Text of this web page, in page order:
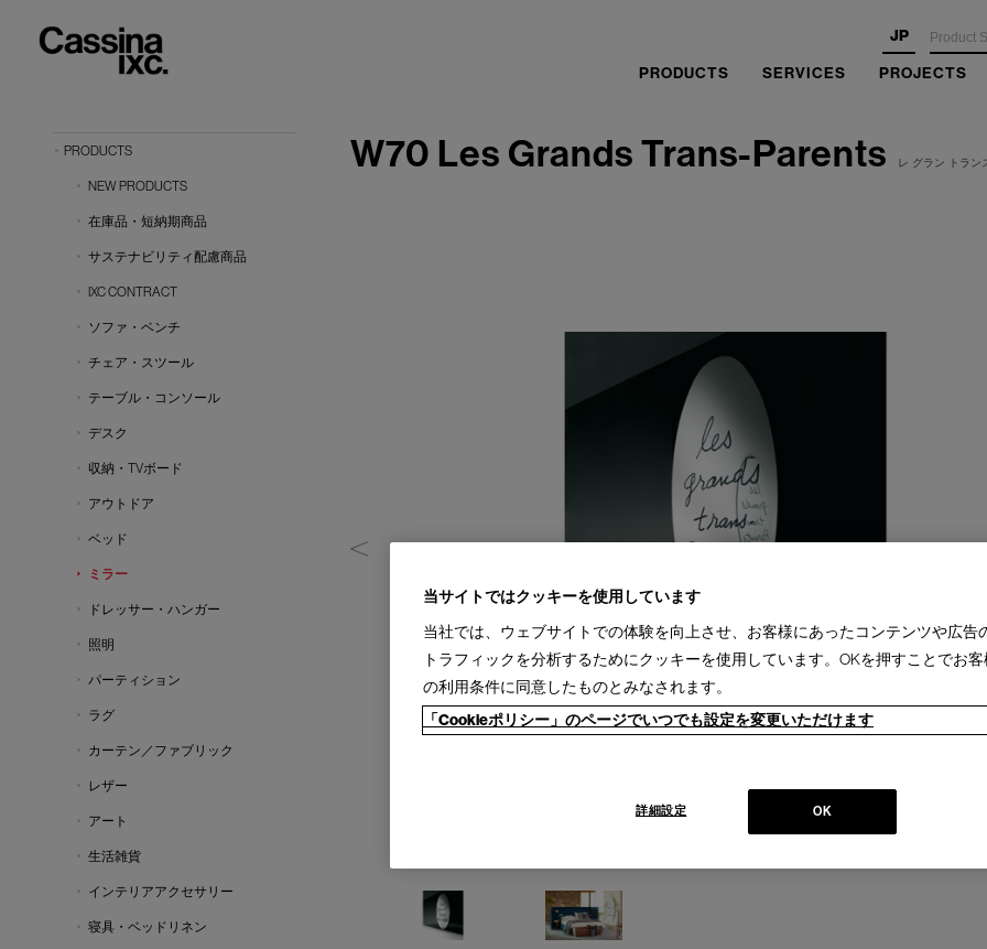
JP
PRODUCTS SERVICES PROJECTS
W70 Les Grands Trans-Parents レ グラン トラン
PRODUCTS
NEW PRODUCTS
在庫品・短納期商品
サステナビリティ配慮商品
IXC CONTRACT
ソファ・ベンチ
チェア・スツール
テーブル・コンソール
デスク
収納・TVボード
アウトドア
ベッド
ミラー
ドレッサー・ハンガー
照明
パーティション
ラグ
カーテン／ファブリック
レザー
アート
生活雑貨
インテリアアクセサリー
寝具・ベッドリネン
当サイトではクッキーを使用しています
当社では、ウェブサイトでの体験を向上させ、お客様にあったコンテンツや広告
トラフィックを分析するためにクッキーを使用しています。OKを押すことでお
の利用条件に同意したものとみなされます。
「Cookieポリシー」のページでいつでも設定を変更いただけます
OK
詳細設定